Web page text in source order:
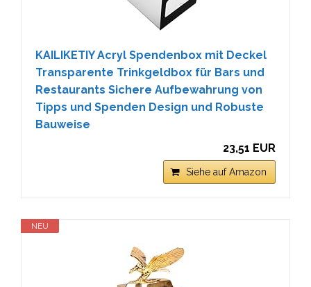
KAILIKETIY Acryl Spendenbox mit Deckel
Transparente Trinkgeldbox für Bars und
Restaurants Sichere Aufbewahrung von
Tipps und Spenden Design und Robuste
Bauweise
23,51 EUR
Siehe auf Amazon
NEU